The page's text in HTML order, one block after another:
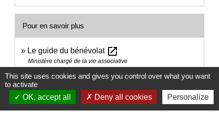
Pour en savoir plus
Le guide du bénévolat open_in_new
Ministère chargé de la vie associative
Signaler une erreur sur cette page
This site uses cookies and gives you control over what you want
to activate
OK, accept all
Deny all cookies Personalize